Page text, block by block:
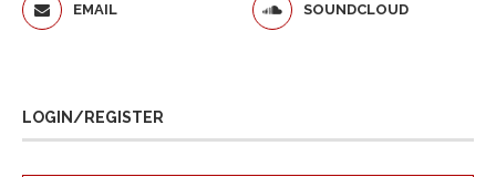
EMAIL SOUNDCLOUD
LOGIN/REGISTER